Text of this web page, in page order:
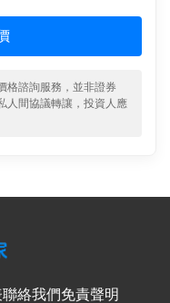
格諮詢服務，並非證券
人間協議轉讓，投資人應
聯絡我們免責聲明